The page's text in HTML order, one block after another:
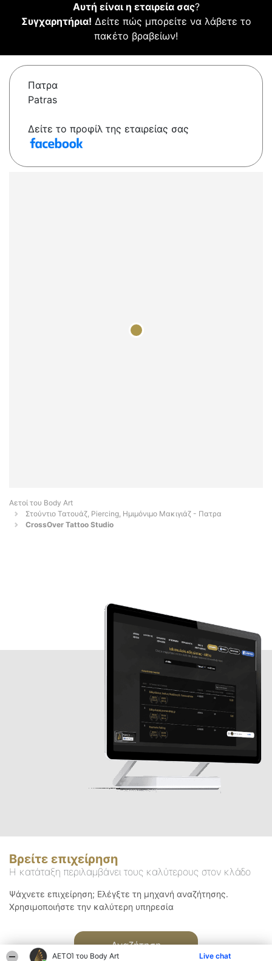
ΑΕΤΟΊ του Body Art Live chat
Αυτή είναι η εταιρεία σας?
Συγχαρητήρια! Δείτε πώς μπορείτε να λάβετε το
πακέτο βραβείων!
Πατρα
Patras
Δείτε το προφίλ της εταιρείας σας
Αετοί του Body Art
Στούντιο Τατουάζ, Piercing, Ημιμόνιμο Μακιγιάζ - Πατρα
CrossOver Tattoo Studio
Βρείτε επιχείρηση
Η κατάταξη περιλαμβάνει τους καλύτερους στον κλάδο
Ψάχνετε επιχείρηση; Ελέγξτε τη μηχανή αναζήτησης.
Χρησιμοποιήστε την καλύτερη υπηρεσία
Αναζήτηση